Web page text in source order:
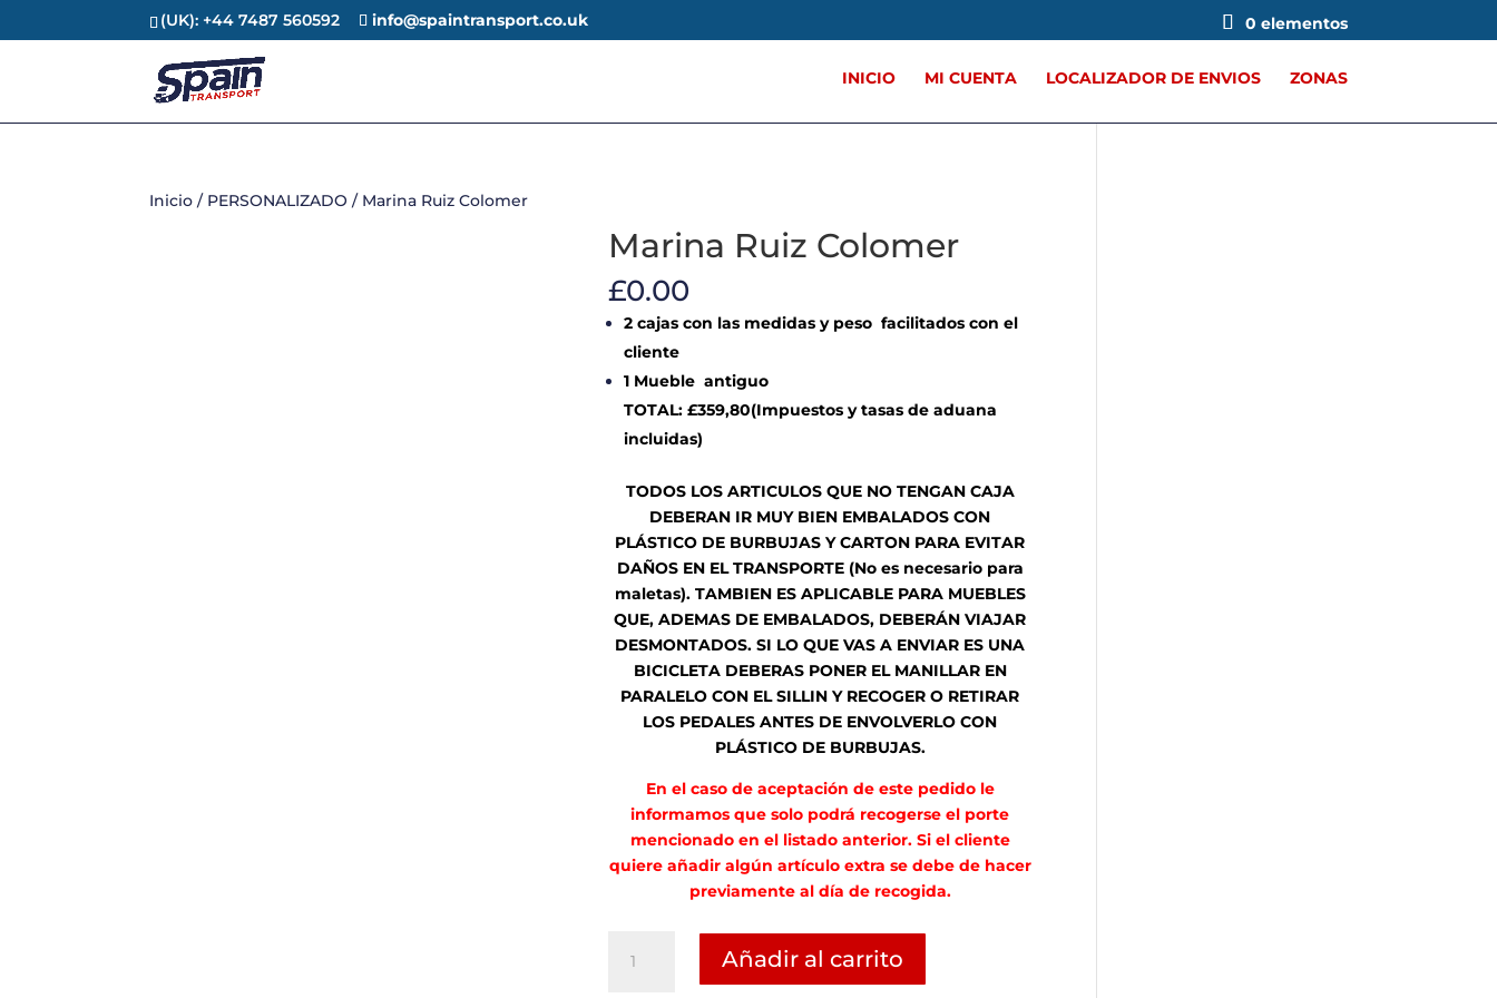
(UK): +44 7487 560592 info@spaintransport.co.uk 0 elementos
INICIO MI CUENTA LOCALIZADOR DE ENVIOS ZONAS
Inicio / PERSONALIZADO / Marina Ruiz Colomer
Marina Ruiz Colomer
£0.00
2 cajas con las medidas y peso facilitados con el
cliente
1 Mueble antiguo
TOTAL: £359,80(Impuestos y tasas de aduana
incluidas)
TODOS LOS ARTICULOS QUE NO TENGAN CAJA
DEBERAN IR MUY BIEN EMBALADOS CON
PLÁSTICO DE BURBUJAS Y CARTON PARA EVITAR
DAÑOS EN EL TRANSPORTE (No es necesario para
maletas). TAMBIEN ES APLICABLE PARA MUEBLES
QUE, ADEMAS DE EMBALADOS, DEBERÁN VIAJAR
DESMONTADOS. SI LO QUE VAS A ENVIAR ES UNA
BICICLETA DEBERAS PONER EL MANILLAR EN
PARALELO CON EL SILLIN Y RECOGER O RETIRAR
LOS PEDALES ANTES DE ENVOLVERLO CON
PLÁSTICO DE BURBUJAS.
En el caso de aceptación de este pedido le
informamos que solo podrá recogerse el porte
mencionado en el listado anterior. Si el cliente
quiere añadir algún artículo extra se debe de hacer
previamente al día de recogida.
Ruiz
Añadir al carrito